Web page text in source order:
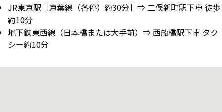
JR東京駅［京葉線（各停）約30分］⇒ 二俣新町駅下車 徒歩
約10分
地下鉄東西線（日本橋または大手前）⇒ 西船橋駅下車 タク
シー約10分